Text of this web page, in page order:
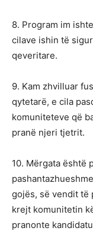
8. Program im
cilave ishin të
qeveritare.
9. Kam zhvilluar
qytetarë, e cila
komuniteteve që
pranë njeri tjetrit.
10. Mërgata është
gojës, së vendit të
krejt komunitetin
pranonte